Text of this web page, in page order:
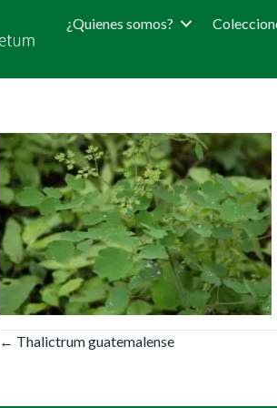
¿Quienes somos?
Posts
← Thalictrum guatemalense